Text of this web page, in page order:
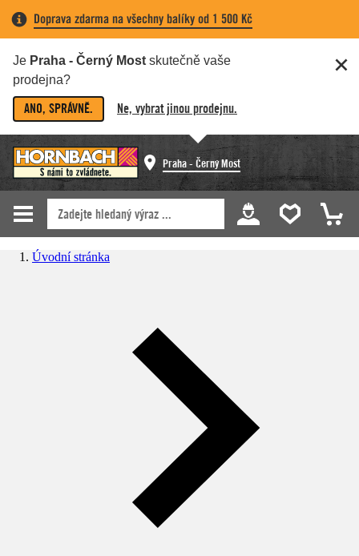
Doprava zdarma na všechny balíky od 1 500 Kč
Je Praha - Černý Most skutečně vaše
prodejna?
ANO, SPRÁVNĚ. Ne, vybrat jinou prodejnu.
Praha - Černý Most
Úvodní stránka